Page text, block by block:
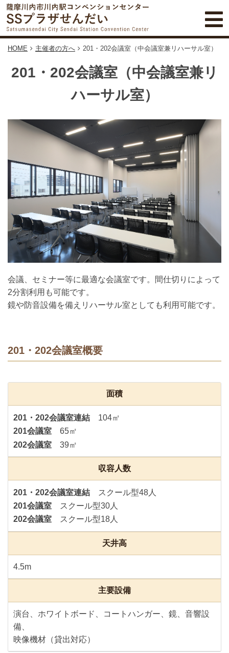
HOME 主催者の方へ 201・202会議室（中会議室兼リハーサル室）
201・202会議室（中会議室兼リ
ハーサル室）
会議、セミナー等に最適な会議室です。間仕切りによって
2分割利用も可能です。
鏡や防音設備を備えリハーサル室としても利用可能です。
201・202会議室概要
面積
201・202会議室連結 104㎡
201会議室 65㎡
202会議室 39㎡
収容人数
201・202会議室連結 スクール型48人
201会議室 スクール型30人
202会議室 スクール型18人
天井高
4.5m
主要設備
演台、ホワイトボード、コートハンガー、鏡、音響設
備、
映像機材（貸出対応）